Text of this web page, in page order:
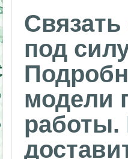
под
модели
работы.